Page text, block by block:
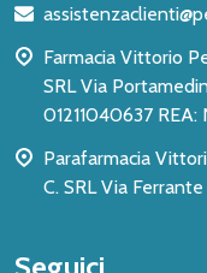
pagina
Farmacia Vittorio
SRL Via Portamedina 8, 80134 - Napoli
01211040637
Parafarmacia
C. SRL Via
Seguici